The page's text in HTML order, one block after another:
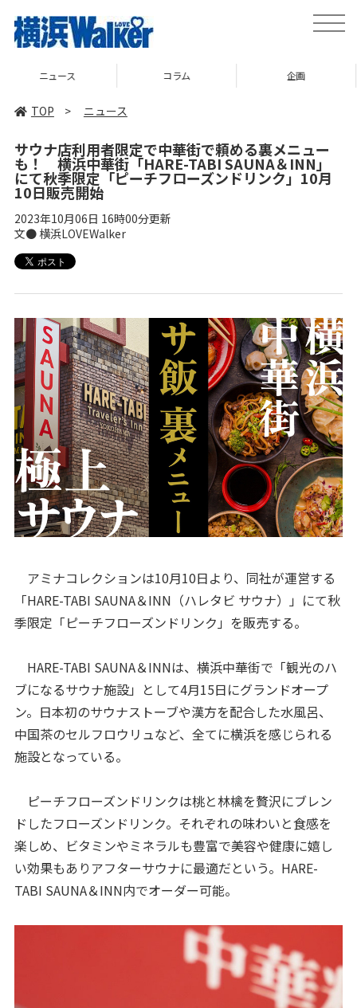
toggle
コラム 企画 TOP
TOP > ニュース
サウナ店利用者限定で中華街で頼める裏メニュー
も！ 横浜中華街「HARE-TABI SAUNA＆INN」
にて秋季限定「ピーチフローズンドリンク」10月
10日販売開始
2023年10月06日 16時00分更新
文● 横浜LOVEWalker
アミナコレクションは10月10日より、同社が運営する
「HARE-TABI SAUNA＆INN（ハレタビ サウナ）」にて秋
季限定「ピーチフローズンドリンク」を販売する。
HARE-TABI SAUNA＆INNは、横浜中華街で「観光のハ
ブになるサウナ施設」として4月15日にグランドオープ
ン。日本初のサウナストーブや漢方を配合した水風呂、
中国茶のセルフロウリュなど、全てに横浜を感じられる
施設となっている。
ピーチフローズンドリンクは桃と林檎を贅沢にブレン
ドしたフローズンドリンク。それぞれの味わいと食感を
楽しめ、ビタミンやミネラルも豊富で美容や健康に嬉し
い効果もありアフターサウナに最適だという。HARE-
TABI SAUNA＆INN内でオーダー可能。